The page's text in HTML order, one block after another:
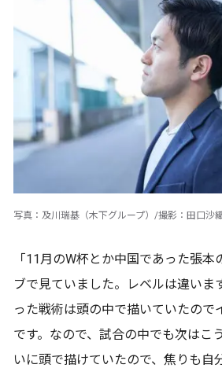
写真：及川瑞基（木下グループ）/撮影：田口沙
「11月のW杯とか中国であった張本
ブで見ていました。レベルは違いま
った戦術は頭の中で描いていたので
です。なので、試合の中でも次はこ
いに頭で描けていたので、焦りも自